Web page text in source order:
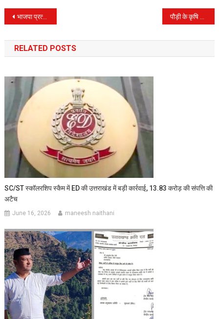
Post
navigation
भाजपा प्रत्याशी पार्वती दास ने बागेश्वर उपचुनाव में जीत हासिल की, कांग्रेस को झटका
RELATED POSTS
SC/ST स्कॉलरशिप स्कैम में ED की उत्तराखंड में बड़ी कार्रवाई, 13.83 करोड़ की संपत्ति की
अटैच
June 16, 2026 maneesh naithani